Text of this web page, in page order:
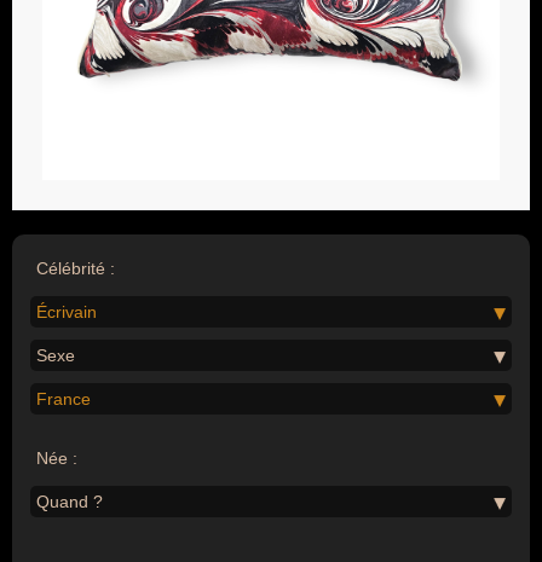
Célébrité :
Écrivain
Sexe
France
Née :
Quand ?